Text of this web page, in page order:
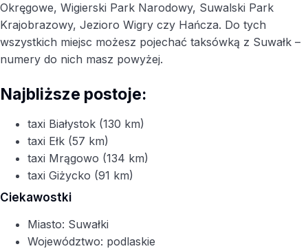
Okręgowe, Wigierski Park Narodowy, Suwalski Park
Krajobrazowy, Jezioro Wigry czy Hańcza. Do tych
wszystkich miejsc możesz pojechać taksówką z Suwałk –
numery do nich masz powyżej.
Najbliższe postoje:
taxi Białystok (130 km)
taxi Ełk (57 km)
taxi Mrągowo (134 km)
taxi Giżycko (91 km)
Ciekawostki
Miasto: Suwałki
Województwo: podlaskie